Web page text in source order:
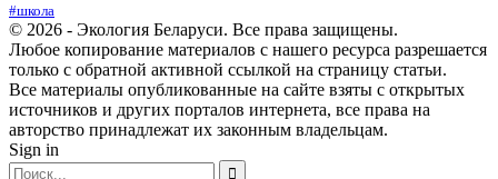
#школа
© 2026 - Экология Беларуси. Все права защищены.
Любое копирование материалов с нашего ресурса разрешается
только с обратной активной ссылкой на страницу статьи.
Все материалы опубликованные на сайте взяты с открытых
источников и других порталов интернета, все права на
авторство принадлежат их законным владельцам.
Sign in